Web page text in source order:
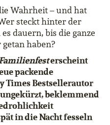
Wahrheit – und hat
steckt hinter der
dauern, bis die ganze
haben?
erscheint
packende
Times Bestsellerautor
ungekürzt, beklemmend
in die Nacht fesseln